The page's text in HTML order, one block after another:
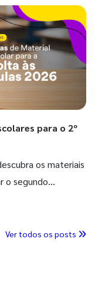
para o 2º
os materiais
o segundo
Ver todos os posts